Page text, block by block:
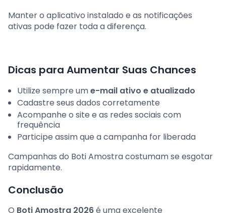
Manter o aplicativo instalado e as notificações
ativas pode fazer toda a diferença.
Dicas para Aumentar Suas Chances
Utilize sempre ume-mail ativo e atualizado
Cadastre seus dados corretamente
Acompanhe o site e as redes sociais com
frequência
Participe assim que a campanha for liberada
Campanhas do Boti Amostra costumam se esgotar
rapidamente.
Conclusão
O Boti Amostra 2026é uma excelente